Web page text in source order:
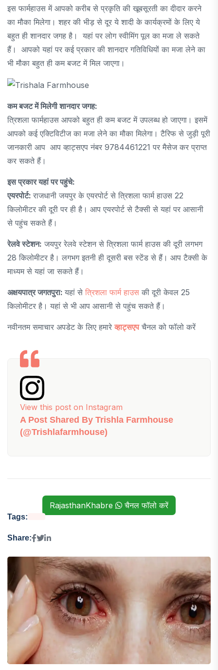
इस फार्महाउस में आपको करीब से प्रकृति की खूबसूरती का दीदार करने
का मौका मिलेगा। शहर की भीड़ से दूर ये शादी के कार्यक्रमों के लिए ये
बहुत ही शानदार जगह है। यहां पर लोग स्वीमिंग पूल का मजा ले सकते
हैं। आपको यहां पर कई प्रकार की शानदार गतिविधियों का मजा लेने का
भी मौका बहुत ही कम बजट में मिल जाएगा।
कम बजट में मिलेगी शानदार जगह:
त्रिशला फार्महाउस आपको बहुत ही कम बजट में उपलब्ध हो जाएगा। इसमें
आपको कई एक्टिविटीज का मजा लेने का मौका मिलेगा। टैरिफ से जुड़ी पूरी
जानकारी आप आप व्हाट्सएप नंबर 9784461221 पर मैसेज कर प्राप्त
कर सकते हैं।
इस प्रकार यहां पर पहुंचे:
एयरपोर्ट: राजधानी जयपुर के एयरपोर्ट से त्रिशला फार्म हाउस 22
किलोमीटर की दूरी पर ही है। आप एयरपोर्ट से टैक्सी से यहां पर आसानी
से पहुंच सकते हैं।
रेलवे स्टेशन: जयपुर रेलवे स्टेशन से त्रिशला फार्म हाउस की दूरी लगभग
28 किलोमीटर है। लगभग इतनी ही दूसरी बस स्टेंड से हैं। आप टैक्सी के
माध्यम से यहां जा सकते हैं।
अक्षयपात्र जगतपुरा: यहां से त्रिशला फार्म हाउस की दूरी केवल 25
किलोमीटर है। यहां से भी आप आसानी से पहुंच सकते हैं।
नवीनतम समाचार अपडेट के लिए हमारे व्हाट्सएपचैनल को फॉलो करें
View this post on Instagram
A Post Shared By Trishla Farmhouse
(@trishlafarmhouse)
RajasthanKhabre चैनल फॉलो करें
Tags:
Share: